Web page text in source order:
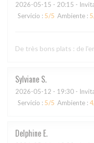
2026-05-15 - 20:15 -
Servicio : 5/5 Ambiente : 5
De très bons plats : de
Sylviane S
2026-05-12 - 19:30 -
Servicio : 5/5 Ambiente : 4
Delphine E